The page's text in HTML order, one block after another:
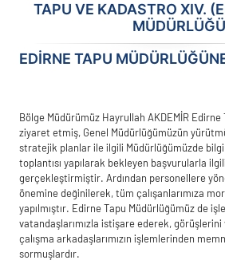
İLETIŞIM
TAPU VE KADASTRO XIV.
MÜDÜRLÜĞÜ
EDIRNE TAPU
Bölge Müdürümüz Hayrullah AKDEMİR
ziyaret etmiş, Genel Müdürlüğümüzün
stratejik planlar ile ilgili Müdürlüğümüzde
toplantısı yapılarak bekleyen başvurularla
gerçekleştirmiştir. Ardından personellere
önemine değinilerek, tüm çalışanlarımıza
yapılmıştır. Edirne Tapu Müdürlüğümüz de
vatandaşlarımızla istişare ederek,
çalışma arkadaşlarımızın işlemlerinden
sormuşlardır.